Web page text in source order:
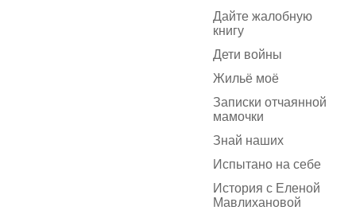
Дайте жалобную
книгу
Дети войны
Жильё моё
Записки отчаянной
мамочки
Знай наших
Испытано на себе
История с Еленой
Мавлихановой